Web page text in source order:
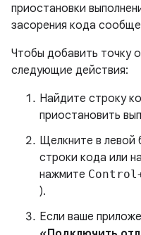
приостановки
засорения кода
Чтобы добавить точку
следующие действия:
Найдите строку
приостановить
Щелкните в левой
строки кода или
нажмите
).
Если ваше